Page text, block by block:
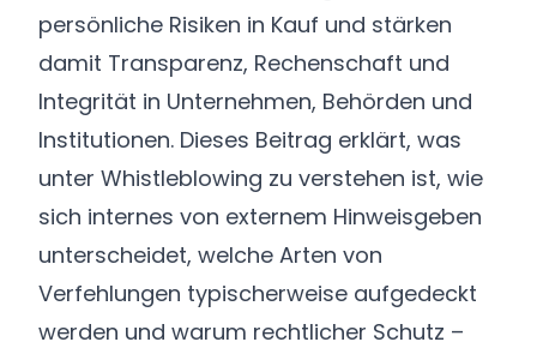
persönliche Risiken in Kauf und stärken
damit Transparenz, Rechenschaft und
Integrität in Unternehmen, Behörden und
Institutionen. Dieses Beitrag erklärt, was
unter Whistleblowing zu verstehen ist, wie
sich internes von externem Hinweisgeben
unterscheidet, welche Arten von
Verfehlungen typischerweise aufgedeckt
werden und warum rechtlicher Schutz –